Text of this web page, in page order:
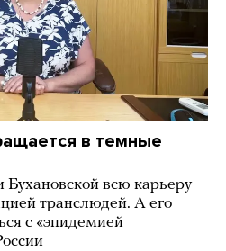
в темные
всю карьеру
транслюдей. А его
с «эпидемией